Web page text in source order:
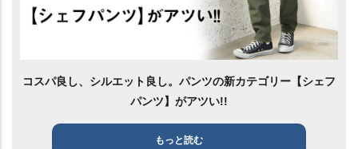
コスパ良し、シルエット良し。パンツの新カテゴリー【シェフ
パンツ】がアツい!!
もっと読む